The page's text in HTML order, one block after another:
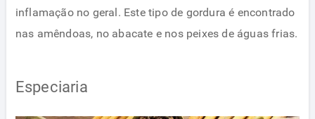
inflamação no geral. Este tipo de gordura é encontrado
nas amêndoas, no abacate e nos peixes de águas frias.
Especiaria